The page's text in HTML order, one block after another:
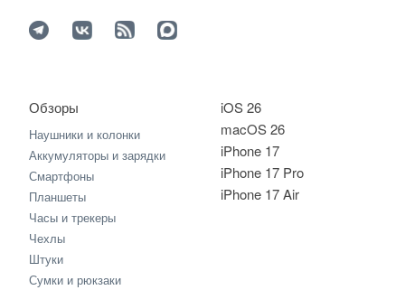
iOS 26
macOS 26
iPhone 17
iPhone 17 Pro
iPhone 17 Air
Обзоры
Наушники и колонки
Аккумуляторы и зарядки
Смартфоны
Планшеты
Часы и трекеры
Чехлы
Штуки
Сумки и рюкзаки